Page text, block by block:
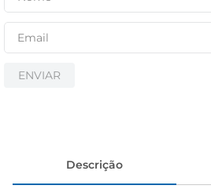
ENVIAR
Descrição